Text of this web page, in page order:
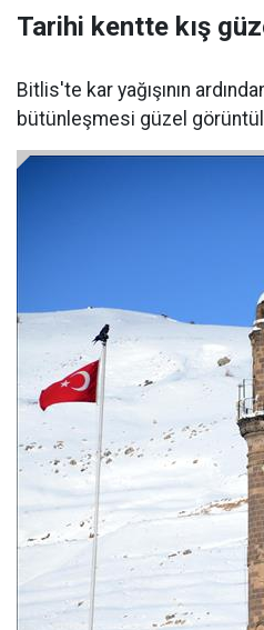
Tarihi kentte kış
Bitlis'te kar yağışının
bütünleşmesi güzel